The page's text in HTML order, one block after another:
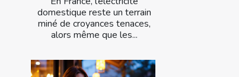
domestique reste un terrain
miné de croyances tenaces,
alors même que les...